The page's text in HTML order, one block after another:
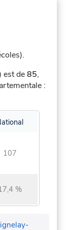
est de85,
:
107
%